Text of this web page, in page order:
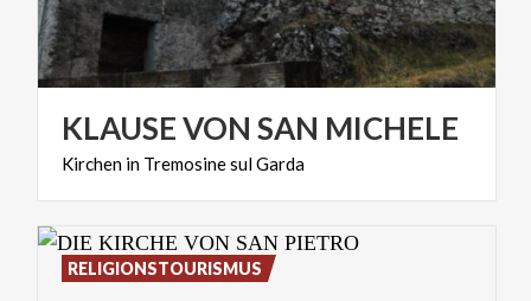
KLAUSEVON SAN MICHELE
Kirchen in TremosinesulGarda
RELIGIONSTOURISMUS